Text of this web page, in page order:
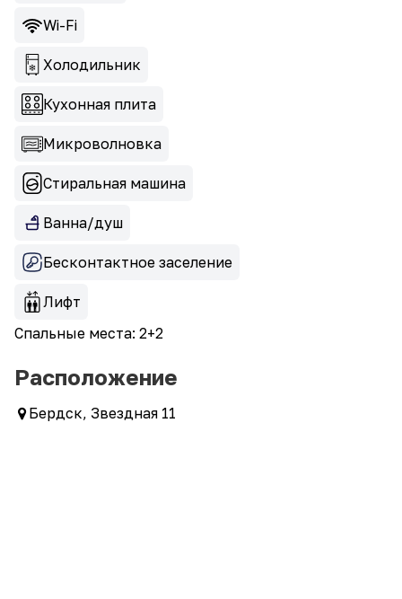
Wi-Fi
Холодильник
Кухонная плита
Микроволновка
Стиральная машина
Ванна/душ
Бесконтактное заселение
Лифт
Спальные места: 2+2
Расположение
Бердск, Звездная 11